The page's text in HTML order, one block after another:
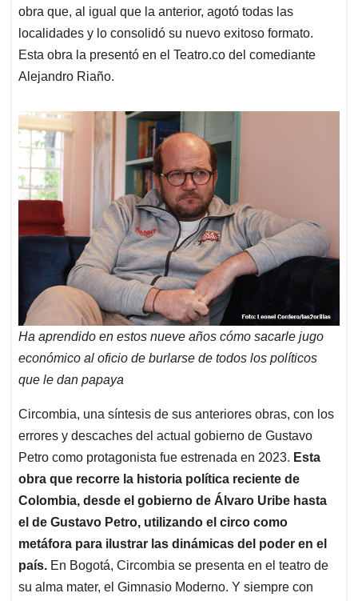
obra que, al igual que la anterior, agotó todas las
localidades y lo consolidó su nuevo exitoso formato.
Esta obra la presentó en el Teatro.co del comediante
Alejandro Riaño.
Ha aprendido en estos nueve años cómo sacarle jugo
económico al oficio de burlarse de todos los políticos
que le dan papaya
Circombia, una síntesis de sus anteriores obras, con los
errores y descaches del actual gobierno de Gustavo
Petro como protagonista fue estrenada en 2023. Esta
obra que recorre la historia política reciente de
Colombia, desde el gobierno de Álvaro Uribe hasta
el de Gustavo Petro, utilizando el circo como
metáfora para ilustrar las dinámicas del poder en el
país. En Bogotá, Circombia se presenta en el teatro de
su alma mater, el Gimnasio Moderno. Y siempre con